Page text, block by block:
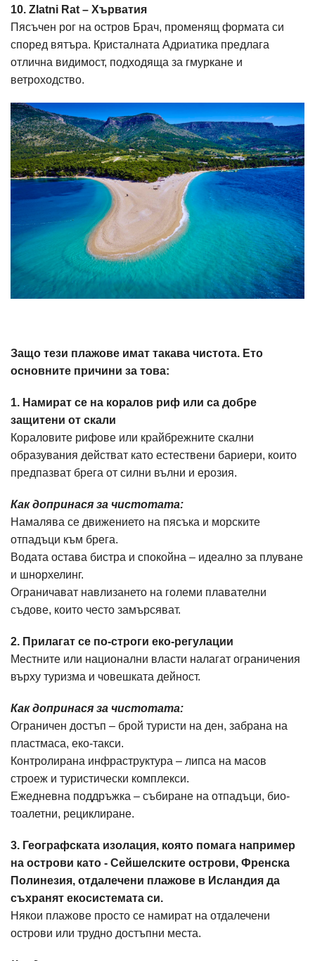
10. Zlatni Rat – Хърватия
Пясъчен рог на остров Брач, променящ формата си
според вятъра. Кристалната Адриатика предлага
отлична видимост, подходяща за гмуркане и
ветроходство.
Защо тези плажове имат такава чистота. Ето
основните причини за това:
1. Намират се на коралов риф или са добре
защитени от скали
Кораловите рифове или крайбрежните скални
образувания действат като естествени бариери, които
предпазват брега от силни вълни и ерозия.
Как допринася за чистотата:
Намалява се движението на пясъка и морските
отпадъци към брега.
Водата остава бистра и спокойна – идеално за плуване
и шнорхелинг.
Ограничават навлизането на големи плавателни
съдове, които често замърсяват.
2. Прилагат се по-строги еко-регулации
Местните или национални власти налагат ограничения
върху туризма и човешката дейност.
Как допринася за чистотата:
Ограничен достъп – брой туристи на ден, забрана на
пластмаса, еко-такси.
Контролирана инфраструктура – липса на масов
строеж и туристически комплекси.
Ежедневна поддръжка – събиране на отпадъци, био-
тоалетни, рециклиране.
3. Географската изолация, която помага например
на острови като - Сейшелските острови, Френска
Полинезия, отдалечени плажове в Исландия да
съхранят екосистемата си.
Някои плажове просто се намират на отдалечени
острови или трудно достъпни места.